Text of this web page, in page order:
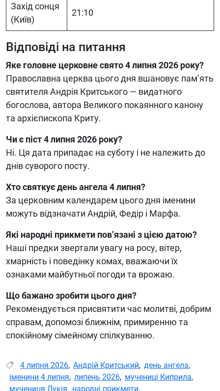
Захід сонця
(Київ)
21:10
Відповіді на питання
Яке головне церковне свято 4 липня 2026 року?
Православна церква цього дня вшановує пам’ять
святителя Андрія Критського — видатного
богослова, автора Великого покаянного канону
та архієпископа Криту.
Чи є піст 4 липня 2026 року?
Ні. Ця дата припадає на суботу і не належить до
днів суворого посту.
Хто святкує день ангела 4 липня?
За церковним календарем цього дня іменини
можуть відзначати Андрій, Федір і Марфа.
Які народні прикмети пов’язані з цією датою?
Наші предки звертали увагу на росу, вітер,
хмарність і поведінку комах, вважаючи їх
ознаками майбутньої погоди та врожаю.
Що бажано зробити цього дня?
Рекомендується присвятити час молитві, добрим
справам, допомозі ближнім, примиренню та
спокійному сімейному спілкуванню.
4 липня 2026, Андрій Критський, день ангела,
іменини 4 липня, липень 2026, мучениці Киприла,
мучениця Лукія, народні прикмети,